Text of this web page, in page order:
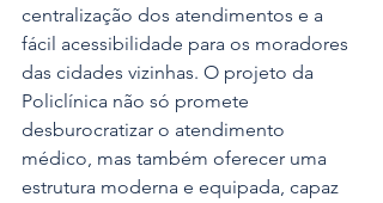
centralização dos atendimentos e a
fácil acessibilidade para os moradores
das cidades vizinhas. O projeto da
Policlínica não só promete
desburocratizar o atendimento
médico, mas também oferecer uma
estrutura moderna e equipada, capaz